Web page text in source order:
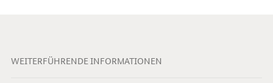
WEITERFÜHRENDE INFORMATIONEN